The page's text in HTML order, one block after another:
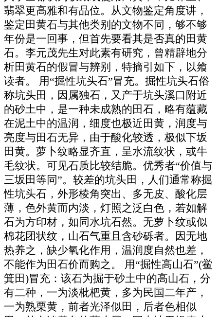
翡翠更高雅和有品位。从文物鉴定角度讲，
鉴定田黄石与其他类别的文物不同，够不够
年份是一回事，但首先要看其是否真的田黄
石。李元茂先生对此素有研究，曾精辟地分
析田黄石的假冒与辨别，特摘引如下，以飨
读者。 用“掘性坑头石”冒充。掘性坑头石俗
称坑头田，因属独石，又产于坑头溪口附近
的砂土中，是一种未成熟的田石，略有蕴藏
在泥土中的温润，细度也极近田黄，润度与
亮度与田石无异，由于酸化较透，极似下坂
田黄。萝卜纹略显齐直，呈水流纹状，或牛
毛纹状。可见石质比较结脆。优秀者“价值与
三坂田等同”。较差的坑头田，人们通常称掘
性坑头石，外形棱角突出、多无皮、酸化层
薄，色外黄而内淡，灯照之泛白色，若如解
石为方印材，如同水坑石然。无萝卜纹或似
棉花团状纹，山石气重且含砂砾者。因无地
热养之，缺少氧化作用，温润度自然也差，
不能作为田石价而购之。 用“掘性高山石”(鲎
箕田)冒充：该石为掘于砂土中的高山石，分
有二种，一为淡枇杷黄，多为民国二年产，
一为熟栗黄，前者光泽似田，后者色相似